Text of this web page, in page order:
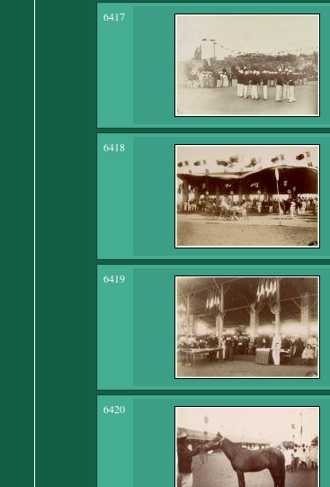
6417
6418
6419
6420